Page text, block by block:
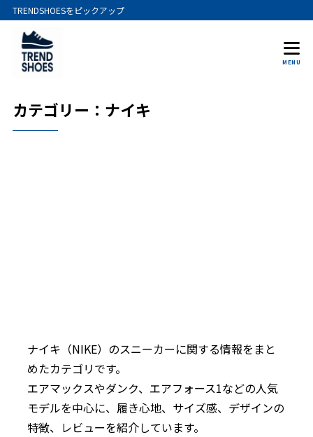
TRENDSHOESをピックアップ
MENU
カテゴリー：ナイキ
ナイキ（NIKE）のスニーカーに関する情報をまと
めたカテゴリです。
エアマックスやダンク、エアフォース1などの人気
モデルを中心に、履き心地、サイズ感、デザインの
特徴、レビューを紹介しています。